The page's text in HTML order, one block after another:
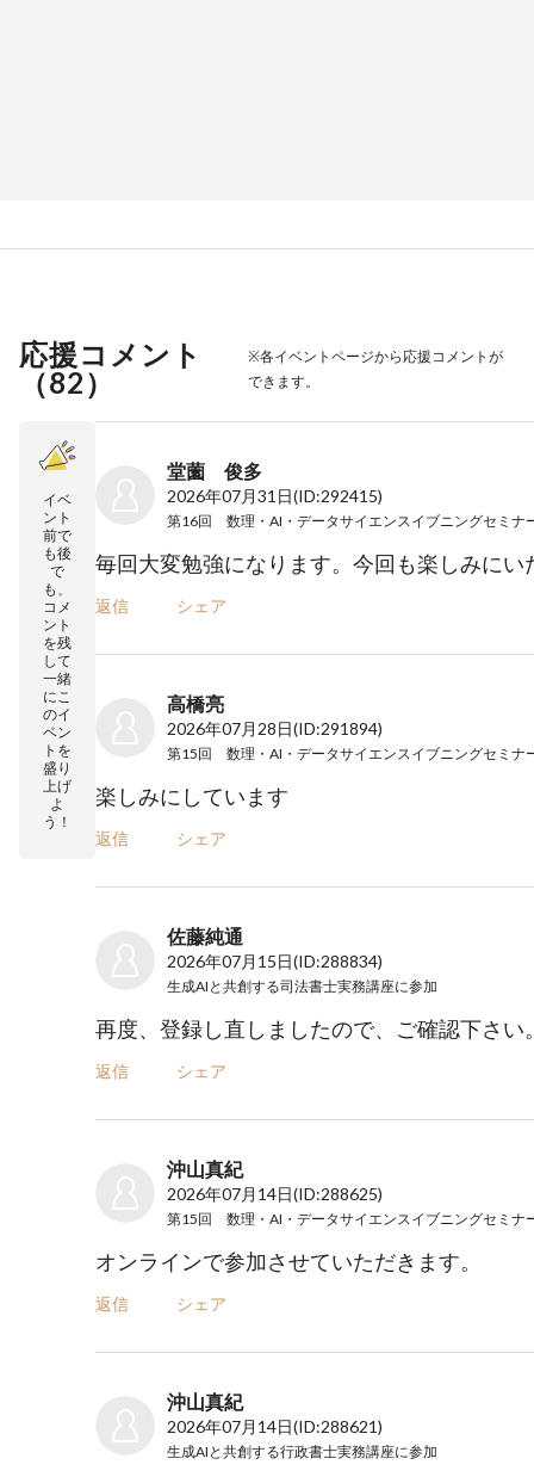
応援コメント
（82）
※各イベントページから応援コメントが
できます。
イベ
ント
前で
も後
で
も、
コメ
ント
を残
して
一緒
にこ
のイ
ベン
トを
盛り
上げ
よ
う！
堂薗 俊多
2026年07月31日(ID:292415)
第16回 数理・AI・データサイエンスイブニングセミナ
毎回大変勉強になります。今回も楽しみにい
返信 シェア
高橋亮
2026年07月28日(ID:291894)
楽しみにしています
返信 シェア
佐藤純通
2026年07月15日(ID:288834)
生成AIと共創する司法書士実務講座に参加
再度、登録し直しましたので、ご確認下さい
返信 シェア
沖山真紀
2026年07月14日(ID:288625)
オンラインで参加させていただきます。
返信 シェア
沖山真紀
2026年07月14日(ID:288621)
生成AIと共創する行政書士実務講座に参加